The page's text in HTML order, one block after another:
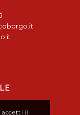
accetti il